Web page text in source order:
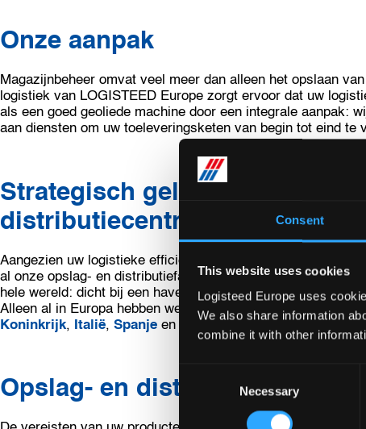
Consent
This website uses cookies
Logisteed Europe uses
We also share information
combine it with other
Selection
Necessary
Onze aanpak
Magazijnbeheer omvat veel meer dan alleen het opslaan
logistiek van LOGISTEED Europe zorgt ervoor dat uw
als een goed geoliede machine door een integrale aanpak:
aan diensten om uw toeleveringsketen van begin tot eind te
Strategisch gelegen
distributiecentra
Aangezien uw logistieke efficiëntie afhankelijk is van
al onze opslag- en distributiefaciliteiten strategisch gelegen
hele wereld: dicht bij een haven of luchthaven en met goede
Alleen al in Europa hebben we verschillende eigen
Koninkrijk, Italië, Spanje en
Opslag- en distributiestrategie